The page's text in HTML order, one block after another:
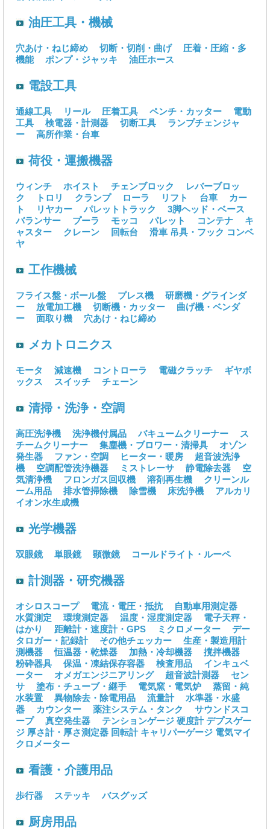
油圧工具・機械
穴あけ・ねじ締め 切断・切削・曲げ
圧着・圧縮・多
機能
ポンプ・ジャッキ 油圧ホース
電設工具
通線工具 リール 圧着工具 ペンチ・カッター
電動
工具
検電器・計測器 切断工具
ランプチェンジャ
ー
高所作業・台車
荷役・運搬機器
ウィンチ ホイスト チェンブロック
レバーブロッ
ク
トロリ クランプ ローラ リフト 台車
カー
ト
リヤカー パレットトラック
3脚ヘッド・ベース
バランサー
プーラ モッコ パレット コンテナ
キ
ャスター
クレーン 回転台 滑車 吊具・フック コンベ
ヤ
工作機械
フライス盤・ボール盤 プレス機
研磨機・グラインダ
ー
放電加工機 切断機・カッター
曲げ機・ベンダ
ー
面取り機 穴あけ・ねじ締め
メカトロニクス
モータ 減速機 コントローラ 電磁クラッチ
ギヤボ
ックス
スイッチ チェーン
清掃・洗浄・空調
高圧洗浄機 洗浄機付属品 バキュームクリーナー
ス
チームクリーナー
集塵機・ブロワー・清掃具
オゾン
発生器
ファン・空調 ヒーター・暖房
超音波洗浄
機
空調配管洗浄機器 ミストレーサ 静電除去器
空
気清浄機
フロンガス回収機 溶剤再生機
クリーンル
ーム用品
排水管掃除機 除雪機 床洗浄機
アルカリ
イオン水生成機
光学機器
双眼鏡 単眼鏡 顕微鏡 コールドライト・ルーペ
計測器・研究機器
オシロスコープ 電流・電圧・抵抗
自動車用測定器
水質測定
環境測定器 温度・湿度測定器
電子天秤・
はかり
距離計・速度計・GPS ミクロメーター
デー
タロガー・記録計
その他チェッカー
生産・製造用計
測機器
恒温器・乾燥器 加熱・冷却機器
撹拌機器
粉砕器具
保温・凍結保存容器 検査用品
インキュベ
ーター
オメガエンジニアリング 超音波計測器
セン
サ
塗布・チューブ・継手 電気窯・電気炉
蒸留・純
水装置
異物除去・除電用品 流量計
水準器・水盛
器
カウンター 薬注システム・タンク
サウンドスコ
ープ
真空発生器 テンションゲージ 硬度計 デプスゲー
ジ 厚さ計・厚さ測定器 回転計 キャリパーゲージ 電気マイ
クロメーター
看護・介護用品
歩行器 ステッキ バスグッズ
厨房用品